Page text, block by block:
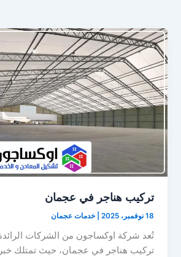
تركيب هناجر في عجمان
18 نوفمبر، 2025 |خدمات عجمان
تُعد شركة اوكساجون من الشركات
تركيب هناجر في عجمان، حيث تمتلك